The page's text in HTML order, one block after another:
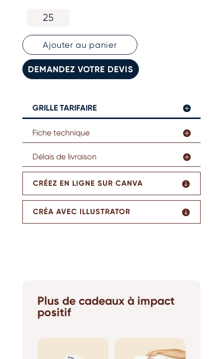
roller
publicitaire
en
aluminium
Ajouter au panier
DEMANDEZ VOTRE DEVIS
GRILLE TARIFAIRE
Fiche technique
Délais de livraison
CRÉEZ EN LIGNE SUR CANVA
CRÉA AVEC ILLUSTRATOR
Plus de cadeaux à impact
positif